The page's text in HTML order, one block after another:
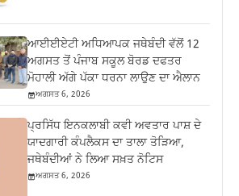
ਆਈਈਏਟੀ ਅਧਿਆਪਕ ਜਥੇਬੰਦੀ ਵੱਲੋਂ 12
ਅਗਸਤ ਤੋਂ ਪੰਜਾਬ ਸਕੂਲ ਬੋਰਡ ਦਫਤਰ
ਮੋਹਾਲੀ ਅੱਗੇ ਪੱਕਾ ਧਰਨਾ ਲਾਉਣ ਦਾ ਐਲਾਨ
ਅਗਸਤ 6, 2026
ਪ੍ਰਸਿੱਧ ਇਨਕਲਾਬੀ ਕਵੀ ਅਵਤਾਰ ਪਾਸ਼ ਦੇ
ਯਾਦਗਾਰੀ ਕੰਪਲੈਕਸ ਦਾ ਤਾਲਾ ਤੋੜਿਆ,
ਜਥੇਬੰਦੀਆਂ ਨੇ ਲਿਆ ਸਖ਼ਤ ਨੋਟਿਸ
ਅਗਸਤ 6, 2026